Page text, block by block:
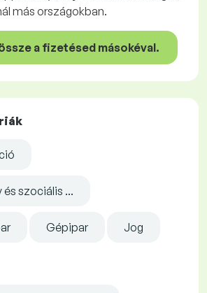
más országokban.
a fizetésed másokéval.
és szociális ...
Gépipar Jog